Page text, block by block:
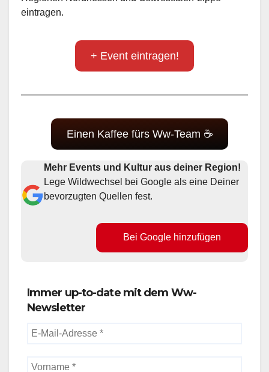
eintragen.
+ Event eintragen!
Einen Kaffee fürs Ww-Team ☕
Mehr Events und Kultur aus deiner Region!
Lege Wildwechsel bei Google als eine Deiner
bevorzugten Quellen fest.
Bei Google hinzufügen
Immer up-to-date mit dem Ww-
Newsletter